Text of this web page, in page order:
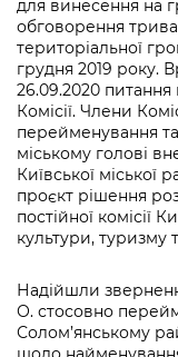
для винесення на
обговорення
територіальної
грудня 2019 року.
26.09.2020 питання
Комісії. Члени
перейменування
міському голові
Київської міської
проєкт рішення
постійної комісії
культури, туризму
Надійшли
О. стосовно
Солом’янському